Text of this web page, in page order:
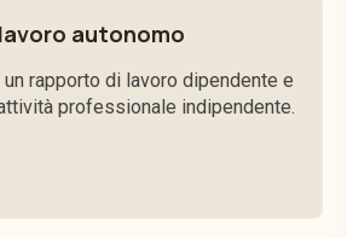
autonomo
rapporto di lavoro dipendente e
professionale indipendente.